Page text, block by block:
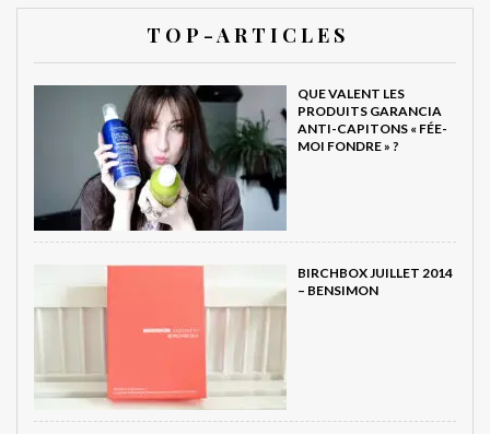
T O P - A R T I C L E S
QUE VALENT LES
PRODUITS GARANCIA
ANTI-CAPITONS « FÉE-
MOI FONDRE » ?
BIRCHBOX JUILLET 2014
– BENSIMON